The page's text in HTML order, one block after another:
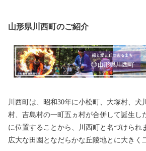
山形県川西町のご紹介
川西町は、昭和30年に小松町、大塚村、犬
村、吉島村の一町五ヵ村が合併して誕生し
に位置することから、川西町と名づけられ
広大な田園となだらかな丘陵地とに大きく